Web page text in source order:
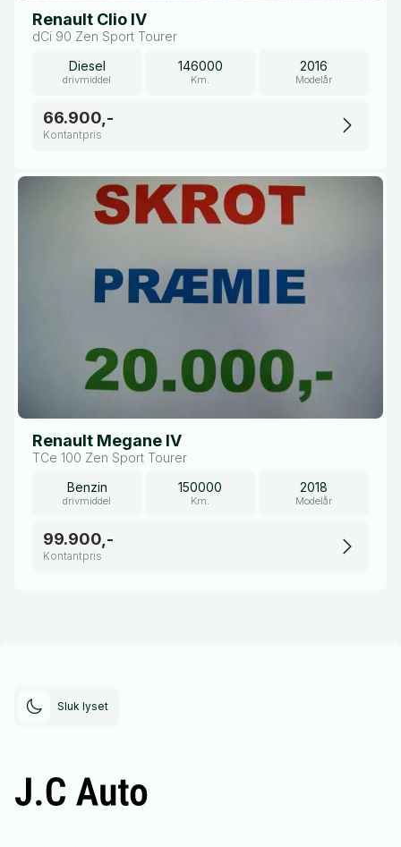
Renault Clio IV
dCi 90 Zen Sport Tourer
Diesel
drivmiddel
146000
Km.
2016
Modelår
66.900,-
Kontantpris
Renault Megane IV
TCe 100 Zen Sport Tourer
Benzin
drivmiddel
150000
Km.
2018
Modelår
99.900,-
Kontantpris
Sluk lyset